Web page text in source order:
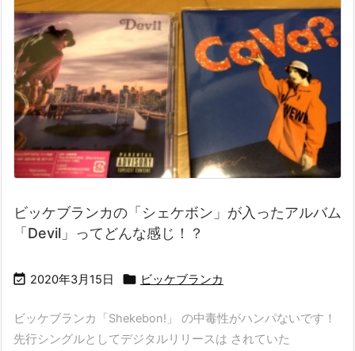
ビッケブランカの「シェケボン」が入ったアルバム
「Devil」ってどんな感じ！？
 2020年3月15日  ビッケブランカ
ビッケブランカ「Shekebon!」 の中毒性がハンパないです！
先行シングルとしてデジタルリリースは されていた